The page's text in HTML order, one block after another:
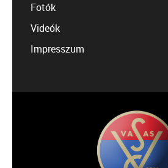
Fotók
Videók
Impresszum